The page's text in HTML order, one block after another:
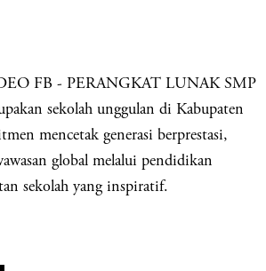
FB - PERANGKAT LUNAK SMP
sekolah unggulan di Kabupaten
mencetak generasi berprestasi,
global melalui pendidikan
sekolah yang inspiratif.